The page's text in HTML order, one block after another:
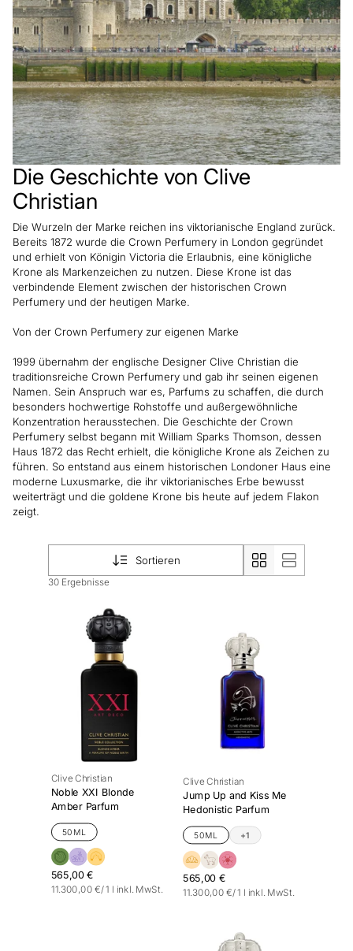
Die Geschichte von Clive
Christian
Die Wurzeln der Marke reichen ins viktorianische England zurück.
Bereits 1872 wurde die Crown Perfumery in London gegründet
und erhielt von Königin Victoria die Erlaubnis, eine königliche
Krone als Markenzeichen zu nutzen. Diese Krone ist das
verbindende Element zwischen der historischen Crown
Perfumery und der heutigen Marke.
Von der Crown Perfumery zur eigenen Marke
1999 übernahm der englische Designer Clive Christian die
traditionsreiche Crown Perfumery und gab ihr seinen eigenen
Namen. Sein Anspruch war es, Parfums zu schaffen, die durch
besonders hochwertige Rohstoffe und außergewöhnliche
Konzentration herausstechen. Die Geschichte der Crown
Perfumery selbst begann mit William Sparks Thomson, dessen
Haus 1872 das Recht erhielt, die königliche Krone als Zeichen zu
führen. So entstand aus einem historischen Londoner Haus eine
moderne Luxusmarke, die ihr viktorianisches Erbe bewusst
weiterträgt und die goldene Krone bis heute auf jedem Flakon
zeigt.
Sortieren
30 Ergebnisse
Clive Christian
Noble XXI Blonde
Amber Parfum
50ML
565,00 €
Stückpreis
11.300,00 €/
pro 1 l inkl. MwSt.
Clive Christian
Jump Up and Kiss Me
Hedonistic Parfum
50ML +1
565,00 €
Stückpreis
11.300,00 €/
pro 1 l inkl. MwSt.